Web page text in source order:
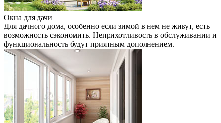
Окна для дачи
Для дачного дома, особенно если зимой в нем не живут, есть
возможность сэкономить. Неприхотливость в обслуживании и
функциональность будут приятным дополнением.